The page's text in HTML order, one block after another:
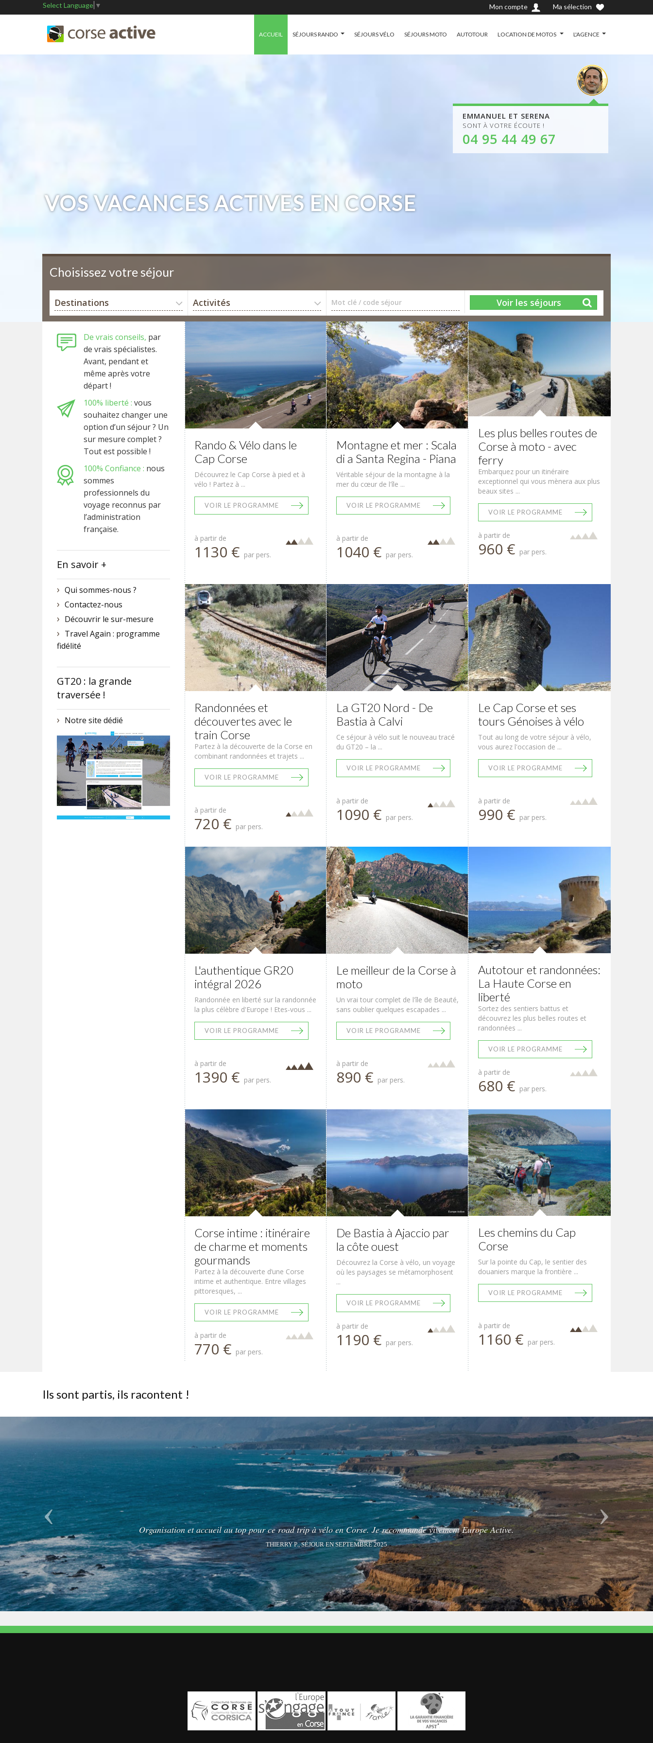
Select Language ▼ Ma sélection
Mon compte
ACCUEIL SÉJOURS RANDO SÉJOURS VÉLO SÉJOURS MOTO AUTOTOUR LOCATION DE MOTOS L'AGENCE
VOS VACANCES ACTIVES EN CORSE
EMMANUEL ET SERENA
SONT À VOTRE ÉCOUTE !
04 95 44 49 67
Choisissez votre séjour
Destinations Activités Mot clé / code séjour Voir les séjours
Rando & Vélo dans le
Cap Corse
Découvrez le Cap Corse à pied et à
vélo ! Partez à ...
VOIR LE PROGRAMME
à partir de
1130 € par pers.
Montagne et mer : Scala
di a Santa Regina - Piana
Véritable séjour de la montagne à la
mer du cœur de l'île ...
VOIR LE PROGRAMME
à partir de
1040 € par pers.
Les plus belles routes de
Corse à moto - avec
ferry
Embarquez pour un itinéraire
exceptionnel qui vous mènera aux plus
beaux sites ...
VOIR LE PROGRAMME
à partir de
960 € par pers.
Randonnées et
découvertes avec le
train Corse
Partez à la découverte de la Corse en
combinant randonnées et trajets ...
VOIR LE PROGRAMME
à partir de
720 € par pers.
La GT20 Nord - De
Bastia à Calvi
Ce séjour à vélo suit le nouveau tracé
du GT20 – la ...
VOIR LE PROGRAMME
à partir de
1090 € par pers.
Le Cap Corse et ses
tours Génoises à vélo
Tout au long de votre séjour à vélo,
vous aurez l'occasion de ...
VOIR LE PROGRAMME
à partir de
990 € par pers.
L'authentique GR20
intégral 2026
Randonnée en liberté sur la randonnée
la plus célèbre d'Europe ! Etes-vous ...
VOIR LE PROGRAMME
à partir de
1390 € par pers.
Le meilleur de la Corse à
moto
Un vrai tour complet de l'île de Beauté,
sans oublier quelques escapades ...
VOIR LE PROGRAMME
à partir de
890 € par pers.
Autotour et randonnées:
La Haute Corse en
liberté
Sortez des sentiers battus et
découvrez les plus belles routes et
randonnées ...
VOIR LE PROGRAMME
à partir de
680 € par pers.
Corse intime : itinéraire
de charme et moments
gourmands
Partez à la découverte d’une Corse
intime et authentique. Entre villages
pittoresques, ...
VOIR LE PROGRAMME
à partir de
770 € par pers.
De Bastia à Ajaccio par
la côte ouest
Découvrez la Corse à vélo, un voyage
où les paysages se métamorphosent
...
VOIR LE PROGRAMME
à partir de
1190 € par pers.
Les chemins du Cap
Corse
Sur la pointe du Cap, le sentier des
douaniers marque la frontière ...
VOIR LE PROGRAMME
à partir de
1160 € par pers.
De vrais conseils, par
de vrais spécialistes.
Avant, pendant et
même après votre
départ !
100% liberté : vous
souhaitez changer une
option d’un séjour ? Un
sur mesure complet ?
Tout est possible !
100% Confiance : nous
sommes
professionnels du
voyage reconnus par
l’administration
française.
En savoir +
Qui sommes-nous ?
Contactez-nous
Découvrir le sur-mesure
Travel Again : programme
fidélité
GT20 : la grande
traversée !
Notre site dédié
Ils sont partis, ils racontent !
Road trip en Corse de 10 jours avec réservation hôtels/chambres d'hôtes et ferry. Nous étions 6 personnes et 4
motos. Europe active s'est occupé de tout. Leur road book digital est réellement bien conçu. Nous avons pu
profiter de l'île sereinement. Agence sérieuse. Je la recommande sans hésitation.
SANDRA P., SÉJOUR EN SEPTEMBRE 2025
Next